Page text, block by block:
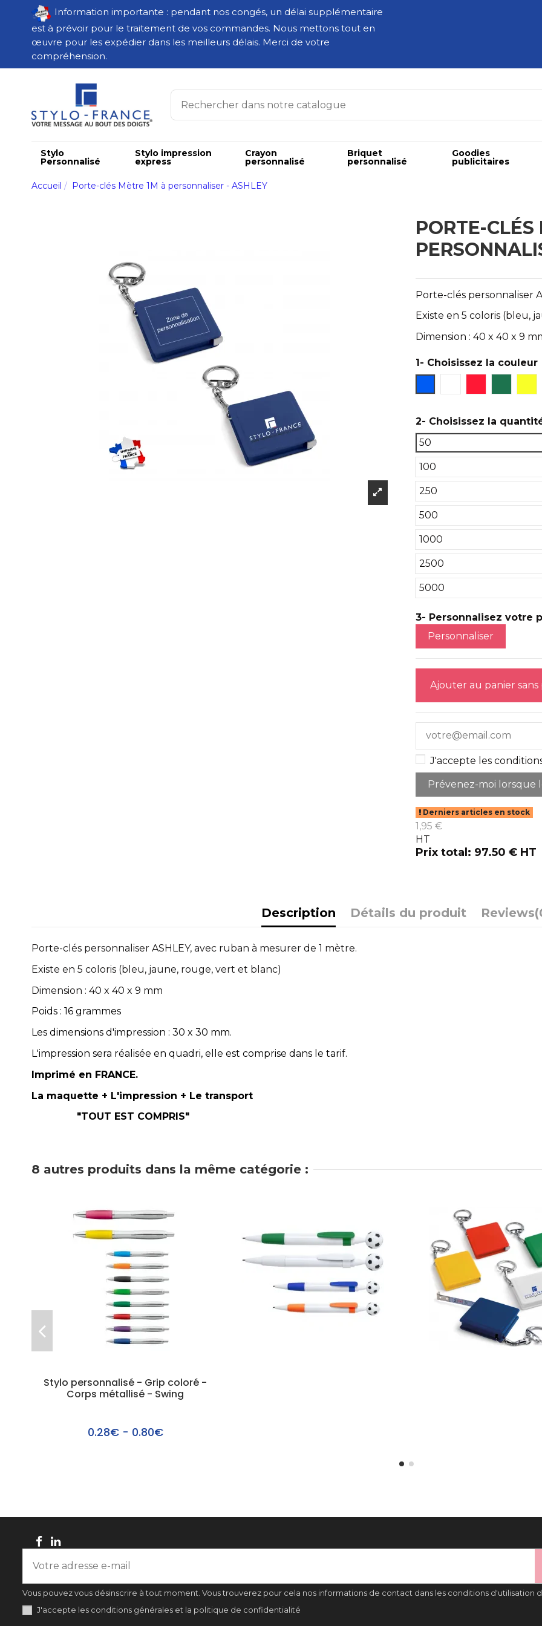
Information importante : pendant nos congés, un délai supplémentaire
est à prévoir pour le traitement de vos commandes. Nous mettons tout en
œuvre pour les expédier dans les meilleurs délais. Merci de votre
compréhension.
Stylo
Personnalisé
Stylo impression
express
Crayon
personnalisé
Briquet
personnalisé
Goodies
publicitaires
Accueil Porte-clés Mètre 1M à personnaliser - ASHLEY
PORTE-CLÉS
Porte-clés personnaliser
Existe en 5 coloris (bleu,
Dimension : 40 x 40 x 9
1- Choisissez la couleur
2- Choisissez la
50
100
250
500
1000
2500
5000
3- Personnalisez votre
Personnaliser
Ajouter au panier
J'accepte les
Derniers articles en stock
1,95 €
HT
Prix total: 97.50 € HT
Description Détails du produit Reviews
Porte-clés personnaliser ASHLEY, avec ruban à mesurer de 1 mètre.
Existe en 5 coloris (bleu, jaune, rouge, vert et blanc)
Dimension : 40 x 40 x 9 mm
Poids : 16 grammes
Les dimensions d'impression : 30 x 30 mm.
L'impression sera réalisée en quadri, elle est comprise dans le tarif.
Imprimé en FRANCE.
La maquette + L'impression + Le transport
"TOUT EST COMPRIS"
8 autres produits dans la même catégorie :
Stylo personnalisé - Grip coloré -
Corps métallisé - Swing
0.28€ - 0.80€
Vous pouvez vous désinscrire à tout moment. Vous trouverez pour cela nos informations de contact dans les conditions d'utilisation
J'accepte les conditions générales et la politique de confidentialité